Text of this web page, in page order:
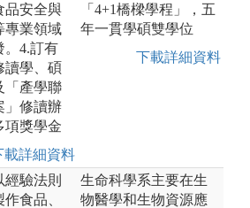
品安全與
專業領域
。4.訂有
讀學、碩
「產學聯
」修讀辦
項獎學金
載詳細資料
「4+1橋樑學程」，五
年一貫學碩雙學位
下載詳細資料
經驗法則
食品、
生命科學系主要在生
物醫學和生物資源應